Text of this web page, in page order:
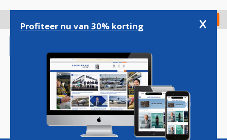
gaan
Check in
Magazine Podcasts Vacatures
Profiteer nu van 30% korting x